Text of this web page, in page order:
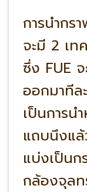
การนำกร
จะมี 2 เท
ซึ่ง FUE จ
ออกมาทีล
เป็นการน
แถบนึงแ
แบ่งเป็นก
กล้องจุล